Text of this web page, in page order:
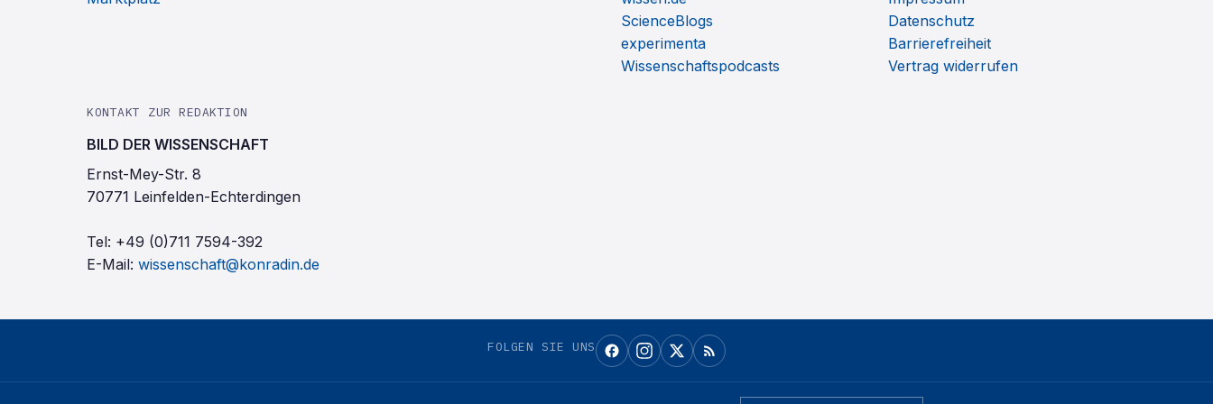
ScienceBlogs
experimenta
Wissenschaftspodcasts
Datenschutz
Barrierefreiheit
Vertrag widerrufen
KONTAKT ZUR REDAKTION
BILD DER WISSENSCHAFT
Ernst-Mey-Str. 8
70771 Leinfelden-Echterdingen
Tel: +49 (0)711 7594-392
E-Mail: wissenschaft@konradin.de
FOLGEN SIE UNS